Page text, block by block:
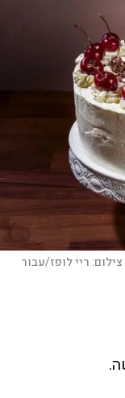
צילום:ריי לופז/עבור